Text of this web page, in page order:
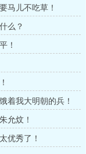
马儿不吃草！
么？
！
着我大明朝的兵！
允炆！
优秀了！